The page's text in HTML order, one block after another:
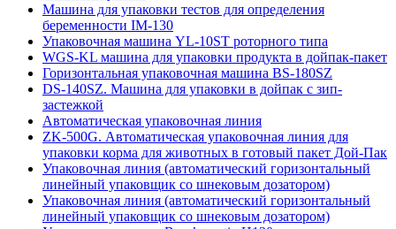
Машина для упаковки тестов для определения
беременности IM-130
Упаковочная машина YL-10ST роторного типа
WGS-KL машина для упаковки продукта в дойпак-пакет
Горизонтальная упаковочная машина BS-180SZ
DS-140SZ. Mашина для упаковки в дойпак с зип-
застежкой
Автоматическая упаковочная линия
ZK-500G. Автоматическая упаковочная линия для
упаковки корма для животных в готовый пакет Дой-Пак
Упаковочная линия (автоматический горизонтальный
линейный упаковщик со шнековым дозатором)
Упаковочная линия (автоматический горизонтальный
линейный упаковщик со шнековым дозатором)